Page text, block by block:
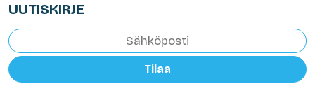
UUTISKIRJE
Tilaa